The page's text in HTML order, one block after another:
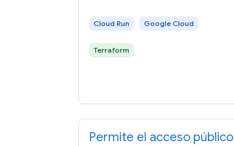
Cloud Run Google Cloud
Terraform
Permite el acceso público